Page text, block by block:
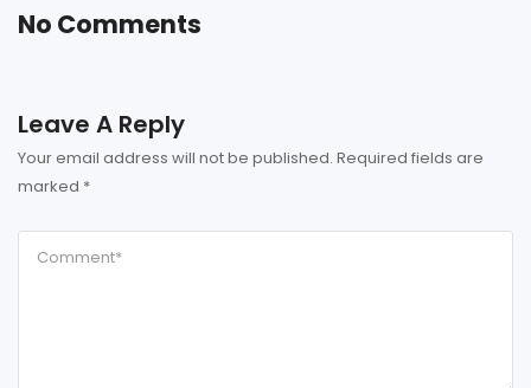
No Comments
Leave A Reply
Your email address will not be published. Required fields are
marked *